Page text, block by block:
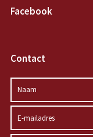
Facebook
Contact